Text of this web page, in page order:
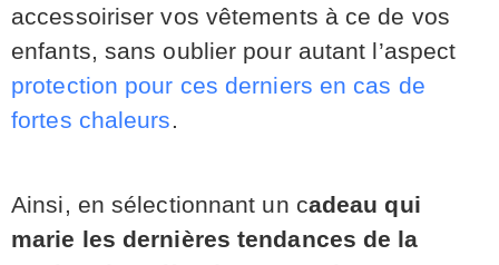
accessoiriser vos vêtements à ce de vos
enfants, sans oublier pour autant l’aspect
protection pour ces derniers en cas de
fortes chaleurs.
Ainsi, en sélectionnant un cadeau qui
marie les dernières tendances de la